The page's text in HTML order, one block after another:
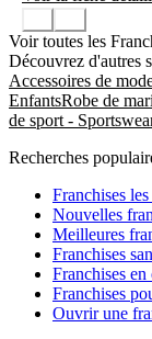
Voir toutes les
Découvrez d'autres
Accessoires de
EnfantsRobe de
de sport -
Recherches
Franchises
Nouvelles
Meilleures
Franchises
Franchises
Franchises
Ouvrir une